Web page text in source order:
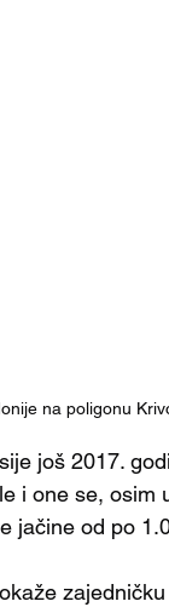
na poligonu
još 2017.
i one se, osim
jačine od po